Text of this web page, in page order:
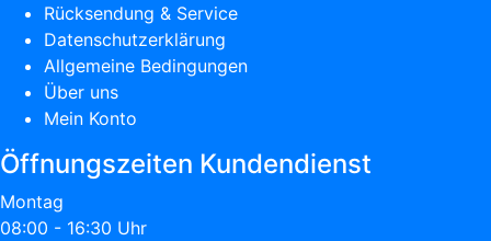
Rücksendung & Service
Datenschutzerklärung
Allgemeine Bedingungen
Über uns
Mein Konto
Öffnungszeiten Kundendienst
Montag
08:00 - 16:30 Uhr